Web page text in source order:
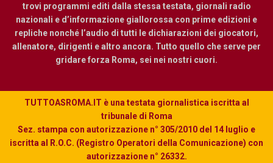
trovi programmi editi dalla stessa testata, giornali radio
nazionali e d’informazione giallorossa con prime edizioni e
repliche nonché l’audio di tutti le dichiarazioni dei giocatori,
allenatore, dirigenti e altro ancora. Tutto quello che serve per
gridare forza Roma, sei nei nostri cuori.
TUTTOASROMA.IT è una testata giornalistica iscritta al
tribunale di Roma
Sez. stampa con autorizzazione n° 305/2010 del 14 luglio e
iscritta al R.O.C. (Registro Operatori della Comunicazione) con
autorizzazione n° 26332.